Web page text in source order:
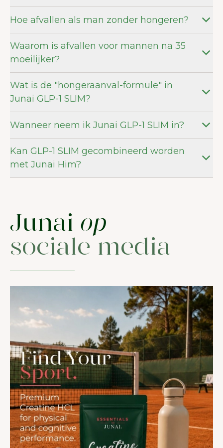
Hoe afvallen als man zonder hongeren?
Waarom is afvallen voor mannen na 35
moeilijker?
Wat is de "hongeraanval-formule" in
Junai GLP-1 SLIM?
Wanneer neem ik Junai GLP-1 SLIM in?
Kan GLP-1 SLIM gecombineerd worden
met Junai Him?
Junai op
sociale media